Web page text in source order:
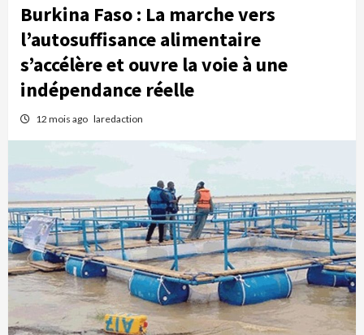
Burkina Faso : La marche vers
l’autosuffisance alimentaire
s’accélère et ouvre la voie à une
indépendance réelle
12 mois ago laredaction